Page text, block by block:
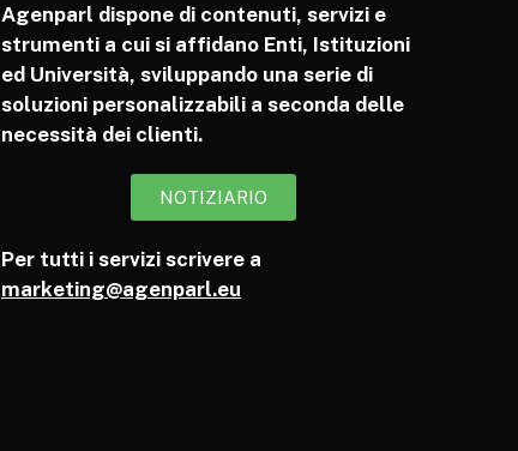
Agenparl dispone di contenuti, servizi e
strumenti a cui si affidano Enti, Istituzioni
ed Università, sviluppando una serie di
soluzioni personalizzabili a seconda delle
necessità dei clienti.
NOTIZIARIO
Per tutti i servizi scrivere a
marketing@agenparl.eu